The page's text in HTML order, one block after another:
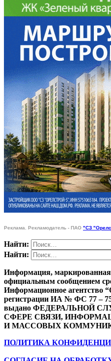
Реклама. Рекламодатель - ПАО "СЗ
Найти:
Найти:
Информация,
официальным сообщением
Информационное агентство
регистрации ИА № ФС 77 –
выдано ФЕДЕРАЛЬНОЙ
СФЕРЕ СВЯЗИ,
И МАССОВЫХ
ПОЛИТИКА